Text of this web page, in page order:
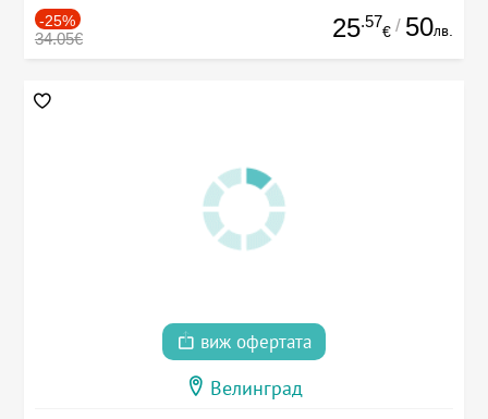
-25%
34.05€ 25.57
€ / 50лв.
виж офертата
Велинград